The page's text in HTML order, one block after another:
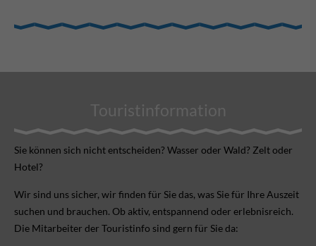
Touristinformation
Sie können sich nicht ent­scheiden? Wasser oder Wald? Zelt oder
Hotel?
Wir sind uns sicher, wir finden für Sie das, was Sie für Ihre Aus­zeit
suchen und brauchen. Ob aktiv, ent­spannend oder erlebnis­reich.
Die Mitarbeiter der Touristinfo sind gern für Sie da: